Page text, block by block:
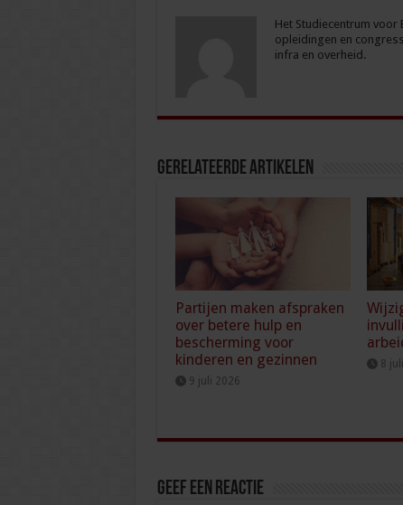
Het Studiecentrum voor
opleidingen en
infra en overheid.
Gerelateerde Artikelen
Partijen maken afspraken
over betere hulp en
bescherming voor
kinderen en gezinnen
9 juli 2026
8
Geef een reactie